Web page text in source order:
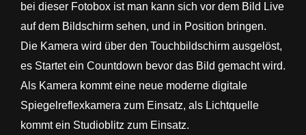
bei dieser Fotobox ist man kann sich vor dem Bild Live
auf dem Bildschirm sehen, und in Position bringen.
Die Kamera wird über den Touchbildschirm ausgelöst,
es Startet ein Countdown bevor das Bild gemacht wird.
Als Kamera kommt eine neue moderne digitale
Spiegelreflexkamera zum Einsatz, als Lichtquelle
kommt ein Studioblitz zum Einsatz.